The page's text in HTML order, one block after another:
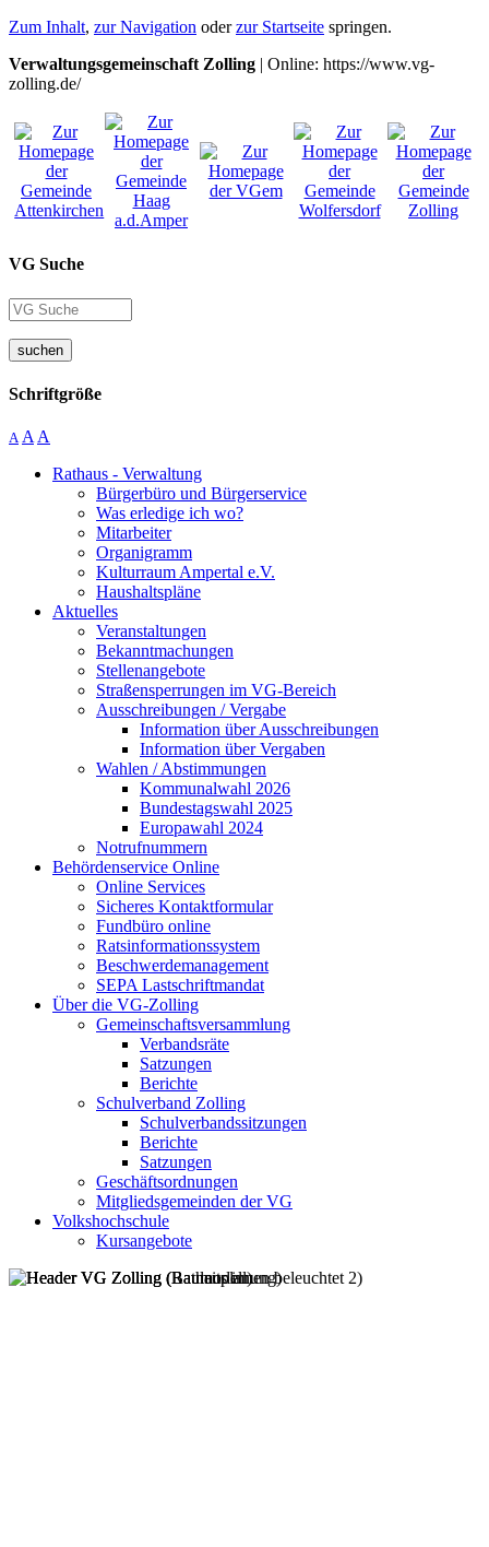
Zum Inhalt, zur Navigation oderzur Startseite springen.
Verwaltungsgemeinschaft Zolling | Online: https://www.vg-
zolling.de/
VG Suche
suchen
Schriftgröße
A A A
Rathaus - Verwaltung
Bürgerbüro und Bürgerservice
Was erledige ich wo?
Mitarbeiter
Organigramm
Kulturraum Ampertal e.V.
Haushaltspläne
Aktuelles
Veranstaltungen
Bekanntmachungen
Stellenangebote
Straßensperrungen im VG-Bereich
Ausschreibungen / Vergabe
Information über Ausschreibungen
Information über Vergaben
Wahlen / Abstimmungen
Kommunalwahl 2026
Bundestagswahl 2025
Europawahl 2024
Notrufnummern
Behördenservice Online
Online Services
Sicheres Kontaktformular
Fundbüro online
Ratsinformationssystem
Beschwerdemanagement
SEPA Lastschriftmandat
Über die VG-Zolling
Gemeinschaftsversammlung
Verbandsräte
Satzungen
Berichte
Schulverband Zolling
Schulverbandssitzungen
Berichte
Satzungen
Geschäftsordnungen
Mitgliedsgemeinden der VG
Volkshochschule
Kursangebote